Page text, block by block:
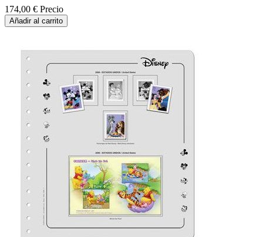
174,00 € Precio
Añadir al carrito